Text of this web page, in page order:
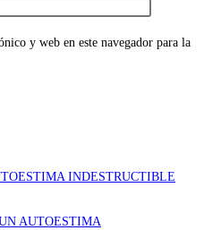
y web en este navegador para la